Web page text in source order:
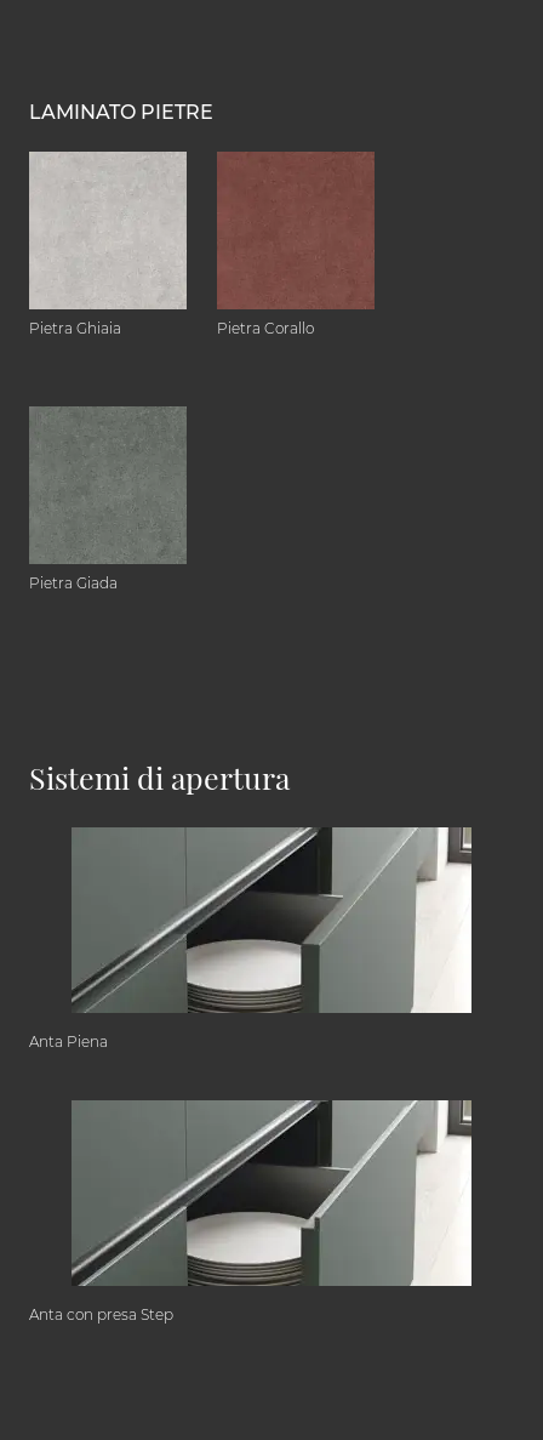
LAMINATO PIETRE
Pietra Ghiaia Pietra Corallo
Pietra Giada
Sistemi di apertura
Anta Piena
Anta con presa Step